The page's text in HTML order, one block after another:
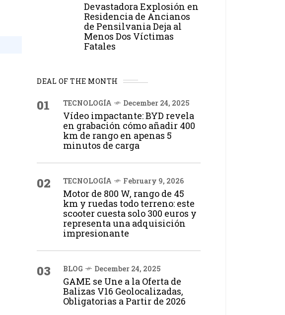
Devastadora Explosión en
Residencia de Ancianos
de Pensilvania Deja al
Menos Dos Víctimas
Fatales
DEAL OF THE MONTH
01 TECNOLOGÍA December 24, 2025
Vídeo impactante: BYD revela
en grabación cómo añadir 400
km de rango en apenas 5
minutos de carga
02 TECNOLOGÍA February 9, 2026
Motor de 800 W, rango de 45
km y ruedas todo terreno: este
scooter cuesta solo 300 euros y
representa una adquisición
impresionante
03 BLOG December 24, 2025
GAME se Une a la Oferta de
Balizas V16 Geolocalizadas,
Obligatorias a Partir de 2026